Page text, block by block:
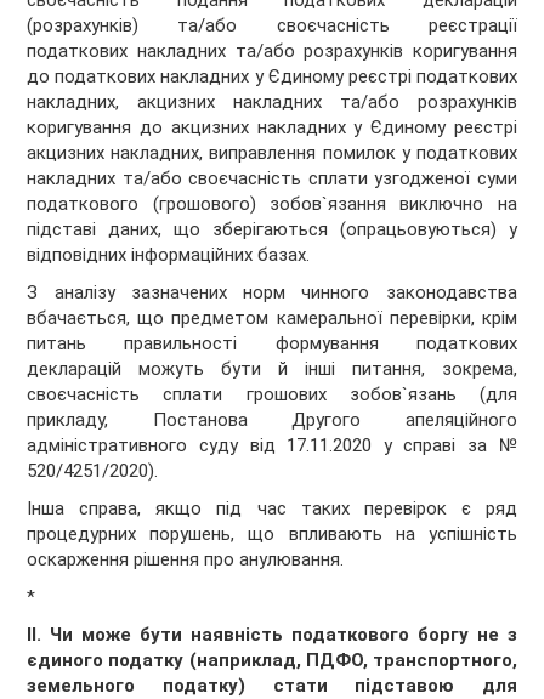
(розрахунків) та/або своєчасність реєстрації
податкових накладних та/або розрахунків коригування
до податкових накладних у Єдиному реєстрі податкових
накладних, акцизних накладних та/або розрахунків
коригування до акцизних накладних у Єдиному реєстрі
акцизних накладних, виправлення помилок у податкових
накладних та/або своєчасність сплати узгодженої суми
податкового (грошового) зобов`язання виключно на
підставі даних, що зберігаються (опрацьовуються) у
відповідних інформаційних базах.
З аналізу зазначених норм чинного законодавства
вбачається, що предметом камеральної перевірки, крім
питань правильності формування податкових
декларацій можуть бути й інші питання, зокрема,
своєчасність сплати грошових зобов`язань (для
прикладу, Постанова Другого апеляційного
адміністративного суду від 17.11.2020 у справі за №
520/4251/2020).
Інша справа, якщо під час таких перевірок є ряд
процедурних порушень, що впливають на успішність
оскарження рішення про анулювання.
*
ІІ. Чи може бути наявність податкового боргу не з
єдиного податку (наприклад, ПДФО, транспортного,
земельного податку) стати підставою для